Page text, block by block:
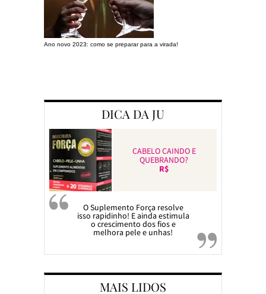
Ano novo 2023: como se preparar para a virada!
DICA DA JU
CABELO CAINDO E
QUEBRANDO?
R$
O Suplemento Força resolve
isso rapidinho! E ainda estimula
o crescimento dos fios e
melhora pele e unhas!
MAIS LIDOS